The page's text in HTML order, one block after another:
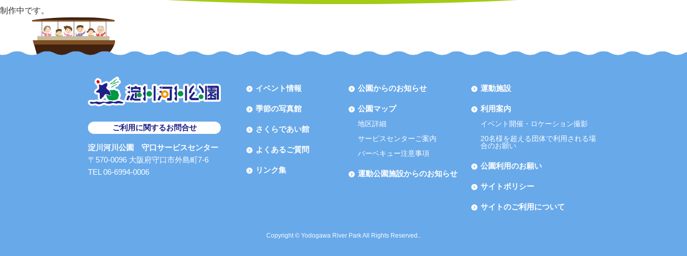
制作中です。
ご利用に関するお問合せ
淀川河川公園 守口サービスセンター
〒570-0096 大阪府守口市外島町7-6
TEL 06-6994-0006
イベント情報
季節の写真館
さくらであい館
よくあるご質問
リンク集
公園からのお知らせ
公園マップ
地区詳細
サービスセンターご案内
バーベキュー注意事項
運動公園施設からのお知らせ
運動施設
利用案内
イベント開催・ロケーション撮影
20名様を超える団体で利用される場
合のお願い
公園利用のお願い
サイトポリシー
サイトのご利用について
Copyright © Yodogawa River Park All Rights Reserved..